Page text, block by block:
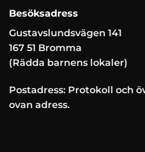
Besöksadress
Gustavslundsvägen 141
167 51 Bromma
(Rädda barnens lokaler)
Postadress: Protokoll och
ovan adress.